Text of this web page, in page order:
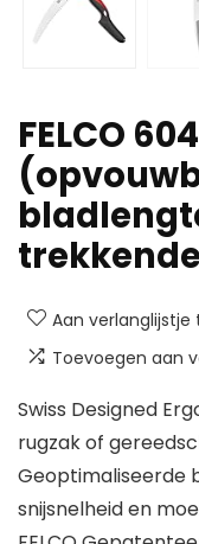
FELCO
Aan
Toevoegen aan
Swiss Designed
rugzak of
Geoptimaliseerde
snijsnelheid en